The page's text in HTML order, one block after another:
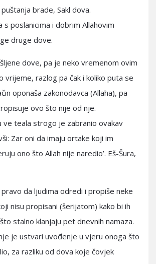
brade, Sakl dova.
s poslanicima i dobrim Allahovim
druge dove.
dove, pa je neko vremenom ovim
vrijeme, razlog pa čak i koliko puta se
oponaša zakonodavca (Allaha), pa
ovo što nije od nje.
ve teala strogo je zabranio ovakav
Zar oni da imaju ortake koji im
ono što Allah nije naredio’. Eš-Šura,
da ljudima odredi i propiše neke
nisu propisani (šerijatom) kako bi ih
stalno klanjaju pet dnevnih namaza.
je ustvari uvođenje u vjeru onoga što
za razliku od dova koje čovjek